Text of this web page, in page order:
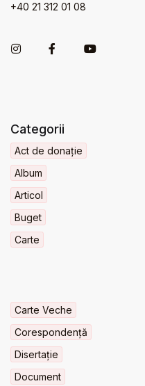
+40 21 312 01 08
Categorii
Act de donație
Album
Articol
Buget
Carte
Carte Veche
Corespondență
Disertație
Document